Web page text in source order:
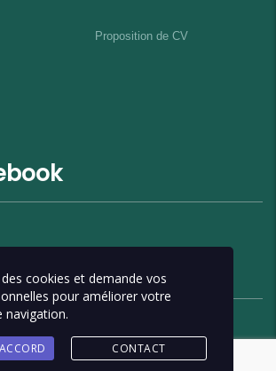
Proposition de CV
ID-SAHEL - Ingénierie pour le Développement
cookies et demande vos
pour améliorer votre
navigation.
CONTACT